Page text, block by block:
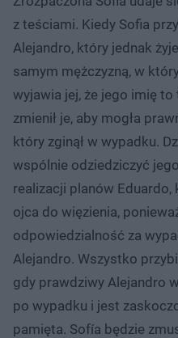
z teściami. Kiedy Sofia
Alejandro, który jednak
samym mężczyzną, w
wyjawia jej, że jego imię
zmienił je, aby mogła
który zginął w wypadku.
wspólnie odziedziczyć
realizacji planów Eduardo,
ojca do więzienia,
odpowiedzialność za
Alejandro. Wszystko
gdy prawdziwy Alejandro
po wypadku i jest
pamięta. Sofía będzie